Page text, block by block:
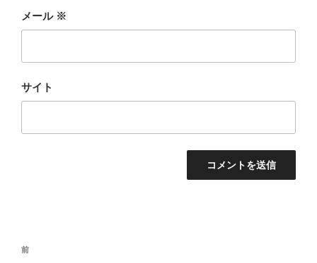
メール ※
サイト
投
前
前